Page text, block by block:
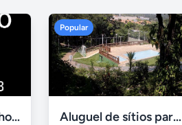
aluguel telas datashow cadeiras uberlândia
Popular
Aluguel de sítios para festas e eventos em BH